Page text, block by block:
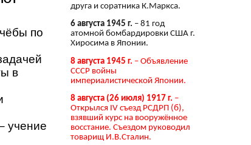
по
в
учение
друга и соратника К.Маркса.
6 августа 1945 г. – 81 год
атомной бомбардировки США г.
Хиросима в Японии.
8 августа 1945 г. – Объявление
СССР войны
империалистической Японии.
8 августа (26 июля) 1917 г. –
Открылся IV съезд РСДРП (б),
взявший курс на вооружённое
восстание. Съездом руководил
товарищ И.В.Сталин.